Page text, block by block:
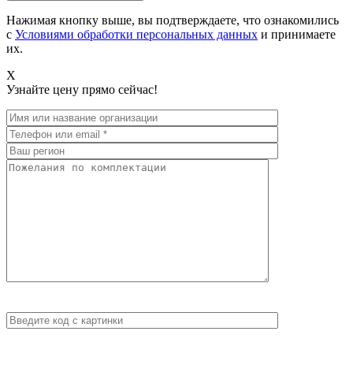
Нажимая кнопку выше, вы подтверждаете, что ознакомились
с Условиями обработки персональных данных и принимаете
их.
X
Узнайте цену прямо сейчас!